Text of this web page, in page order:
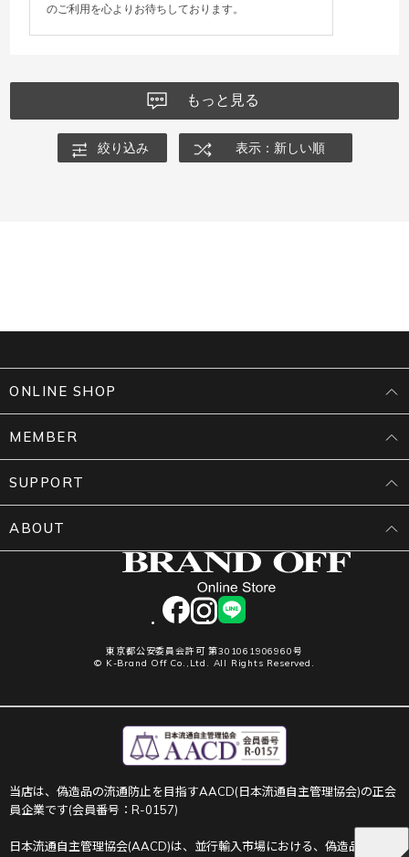
のご利用を心よりお待ちしております。
もっと見る
絞り込み 表示：新しい順
facebookinstagram
LINE
東京都公安委員会許可 第301061906960号
© K-Brand Off Co.,Ltd. All Rights Reserved.
ONLINE SHOP
MEMBER
SUPPORT
ABOUT
当店は、偽造品の流通防止を目指すAACD(日本流通自主管理協会)の正会
員企業です(会員番号：R-0157)
日本流通自主管理協会(AACD)は、並行輸入市場における、偽造品や不正